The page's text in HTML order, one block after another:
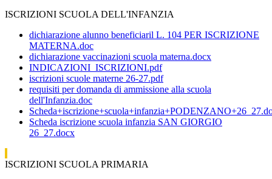
ISCRIZIONI SCUOLA DELL'INFANZIA
dichiarazione alunno beneficiaril L. 104 PER ISCRIZIONE
MATERNA.doc
dichiarazione vaccinazioni scuola materna.docx
INDICAZIONI_ISCRIZIONI.pdf
iscrizioni scuole materne 26-27.pdf
requisiti per domanda di ammissione alla scuola
dell'Infanzia.doc
Scheda iscrizione scuola infanzia SAN GIORGIO
26_27.docx
ISCRIZIONI SCUOLA PRIMARIA